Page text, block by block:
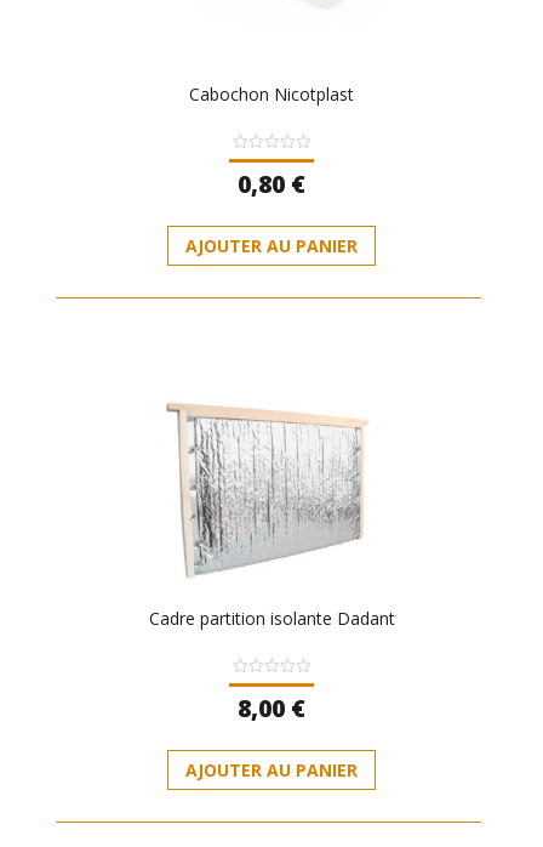
Cabochon Nicotplast
Note
0
sur
0,80 €
AJOUTER AU PANIER
Cadre partition isolante Dadant
Note
0
sur
8,00 €
AJOUTER AU PANIER